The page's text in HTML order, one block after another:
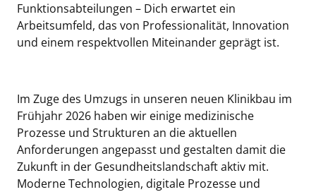
Funktionsabteilungen – Dich erwartet ein
Arbeitsumfeld, das von Professionalität, Innovation
und einem respektvollen Miteinander geprägt ist.
Im Zuge des Umzugs in unseren neuen Klinikbau im
Frühjahr 2026 haben wir einige medizinische
Prozesse und Strukturen an die aktuellen
Anforderungen angepasst und gestalten damit die
Zukunft in der Gesundheitslandschaft aktiv mit.
Moderne Technologien, digitale Prozesse und